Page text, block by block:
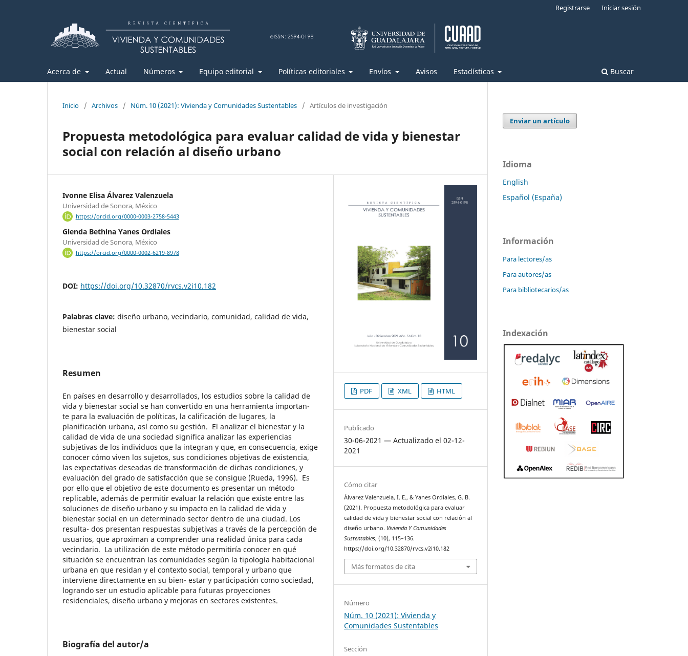
Acerca de Actual Números Equipo editorial Políticas editoriales Envíos Avisos Estadísticas Buscar
Registrarse Iniciar sesión
Inicio / Archivos / Núm. 10 (2021): Vivienda y Comunidades Sustentables / Artículos de investigación
Propuesta metodológica para evaluar calidad de vida y bienestar
social con relación al diseño urbano
Ivonne Elisa Álvarez Valenzuela
Universidad de Sonora, México
https://orcid.org/0000-0003-2758-5443
Glenda Bethina Yanes Ordiales
Universidad de Sonora, México
https://orcid.org/0000-0002-6219-8978
DOI: https://doi.org/10.32870/rvcs.v2i10.182
Palabras clave: diseño urbano, vecindario, comunidad, calidad de vida,
bienestar social
Resumen
En países en desarrollo y desarrollados, los estudios sobre la calidad de
vida y bienestar social se han convertido en una herramienta importan-
te para la evaluación de políticas, la calificación de lugares, la
planificación urbana, así como su gestión. El analizar el bienestar y la
calidad de vida de una sociedad significa analizar las experiencias
subjetivas de los individuos que la integran y que, en consecuencia, exige
conocer cómo viven los sujetos, sus condiciones objetivas de existencia,
las expectativas deseadas de transformación de dichas condiciones, y
evaluación del grado de satisfacción que se consigue (Rueda, 1996). Es
por ello que el objetivo de este documento es presentar un método
replicable, además de permitir evaluar la relación que existe entre las
soluciones de diseño urbano y su impacto en la calidad de vida y
bienestar social en un determinado sector dentro de una ciudad. Los
resulta- dos presentan respuestas subjetivas a través de la percepción de
usuarios, que aproximan a comprender una realidad única para cada
vecindario. La utilización de este método permitiría conocer en qué
situación se encuentran las comunidades según la tipología habitacional
urbana en que residan y el contexto social, temporal y urbano que
interviene directamente en su bien- estar y participación como sociedad,
logrando ser un estudio aplicable para futuras proyecciones
residenciales, diseño urbano y mejoras en sectores existentes.
Biografía del autor/a
PDF XML HTML
Publicado
30-06-2021 — Actualizado el 02-12-
2021
Cómo citar
Álvarez Valenzuela, I. E., & Yanes Ordiales, G. B.
(2021). Propuesta metodológica para evaluar
calidad de vida y bienestar social con relación al
diseño urbano. Vivienda Y Comunidades
Sustentables, (10), 115–136.
https://doi.org/10.32870/rvcs.v2i10.182
Más formatos de cita
Número
Núm. 10 (2021): Vivienda y
Comunidades Sustentables
Sección
Enviar un artículo
Idioma
English
Español (España)
Información
Para lectores/as
Para autores/as
Para bibliotecarios/as
Indexación